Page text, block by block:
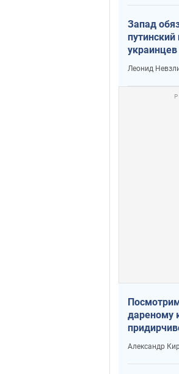
Запад
путинский
украинцев
Леонид
дареному
Украине
Александр